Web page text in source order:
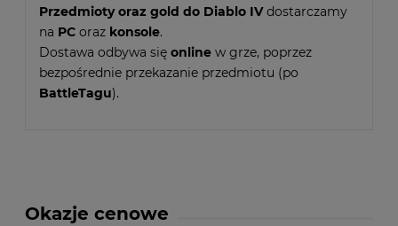
Przedmioty oraz gold do Diablo IVdostarczamy
na PC oraz konsole.
Dostawa odbywa się online w grze, poprzez
bezpośrednie przekazanie przedmiotu (po
BattleTagu).
Okazje cenowe